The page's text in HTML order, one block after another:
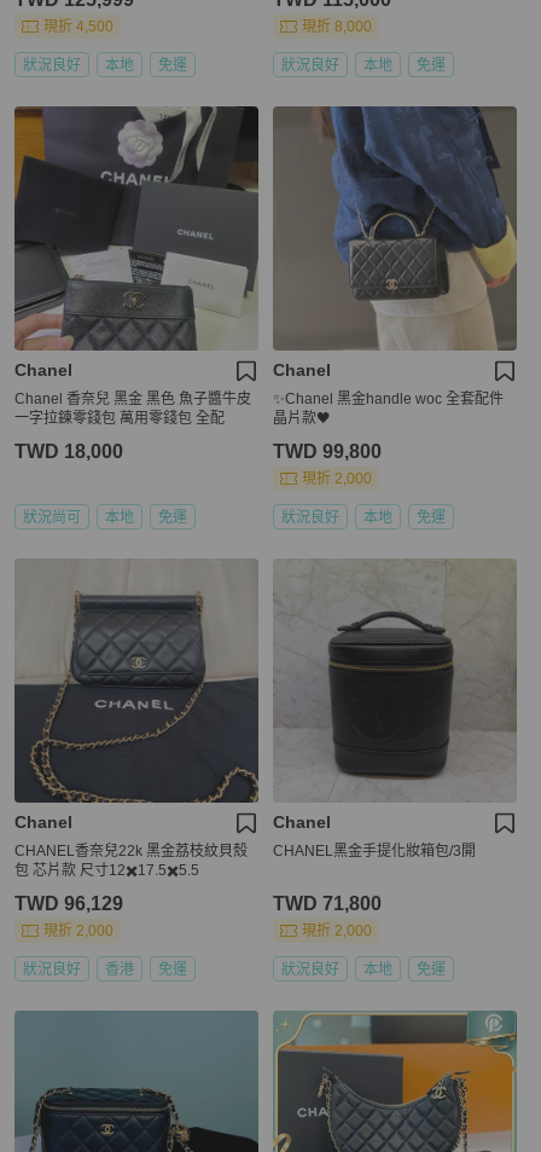
現折 4,500
狀況良好 本地 免運
現折 8,000
狀況良好 本地 免運
Chanel
Chanel 香奈兒 黑金 黑色 魚子醬牛皮
一字拉鍊零錢包 萬用零錢包 全配
TWD 18,000
狀況尚可 本地 免運
Chanel
✨Chanel 黑金handle woc 全套配件
晶片款🖤
TWD 99,800
現折 2,000
狀況良好 本地 免運
Chanel
CHANEL香奈兒22k 黑金荔枝紋貝殼
包 芯片款 尺寸12✖️17.5✖️5.5
TWD 96,129
現折 2,000
狀況良好 香港 免運
Chanel
CHANEL黑金手提化妝箱包/3開
TWD 71,800
現折 2,000
狀況良好 本地 免運